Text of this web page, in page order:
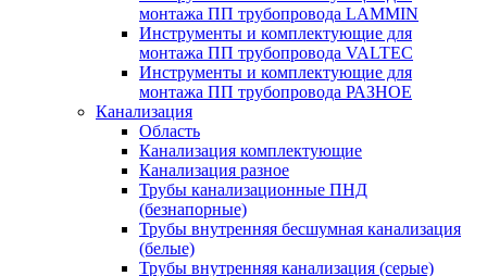
монтажа ПП трубопровода LAMMIN
Инструменты и комплектующие для
монтажа ПП трубопровода VALTEC
Инструменты и комплектующие для
монтажа ПП трубопровода РАЗНОЕ
Канализация
Область
Канализация комплектующие
Канализация разное
Трубы канализационные ПНД
(безнапорные)
Трубы внутренняя бесшумная канализация
(белые)
Трубы внутренняя канализация (серые)